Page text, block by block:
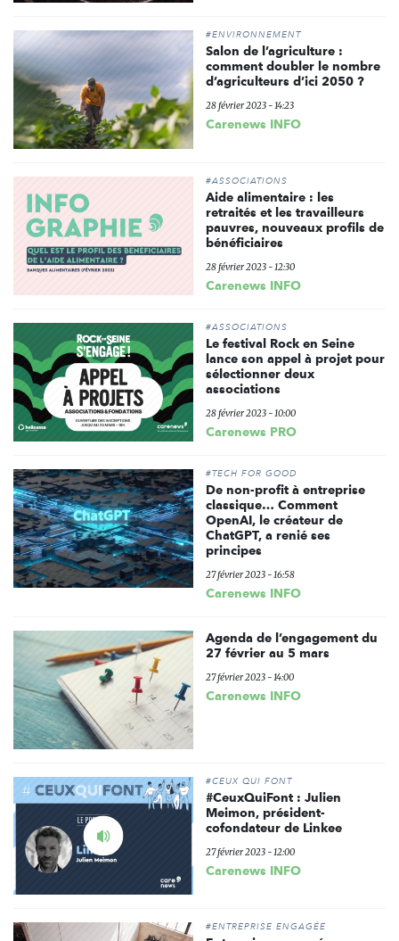
#ENVIRONNEMENT
Salon de l’agriculture :
comment doubler le nombre
d’agriculteurs d’ici 2050 ?
28 février 2023 - 14:23
Carenews INFO
#ASSOCIATIONS
Aide alimentaire : les
retraités et les travailleurs
pauvres, nouveaux profils de
bénéficiaires
28 février 2023 - 12:30
Carenews INFO
#ASSOCIATIONS
Le festival Rock en Seine
lance son appel à projet pour
sélectionner deux
associations
28 février 2023 - 10:00
Carenews PRO
#TECH FOR GOOD
De non-profit à entreprise
classique… Comment
OpenAI, le créateur de
ChatGPT, a renié ses
principes
27 février 2023 - 16:58
Carenews INFO
Agenda de l’engagement du
27 février au 5 mars
27 février 2023 - 14:00
Carenews INFO
Ecouter
le
#CEUX QUI FONT
#CeuxQuiFont : Julien
Meimon, président-
cofondateur de Linkee
27 février 2023 - 12:00
Carenews INFO
#ENTREPRISE ENGAGÉE